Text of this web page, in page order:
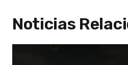
Noticias